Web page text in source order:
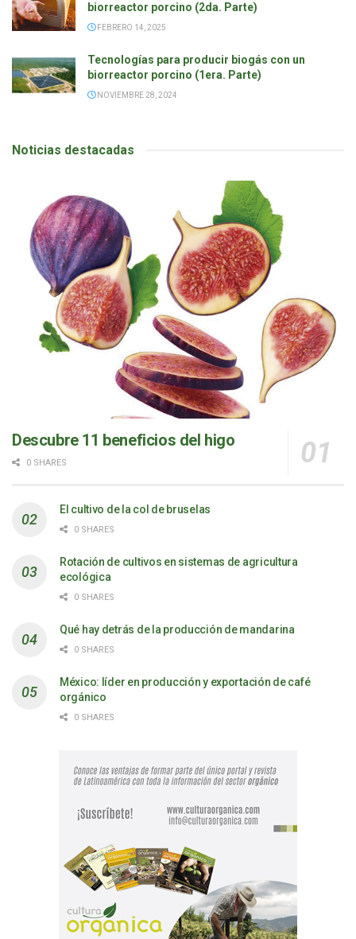
biorreactor porcino (2da. Parte)
FEBRERO 14, 2025
Tecnologías para producir biogás con un
biorreactor porcino (1era. Parte)
NOVIEMBRE 28, 2024
Noticias destacadas
Descubre 11 beneficios del higo
0 SHARES
El cultivo de la col de bruselas
0 SHARES
Rotación de cultivos en sistemas de agricultura
ecológica
0 SHARES
Qué hay detrás de la producción de mandarina
0 SHARES
México: líder en producción y exportación de café
orgánico
0 SHARES